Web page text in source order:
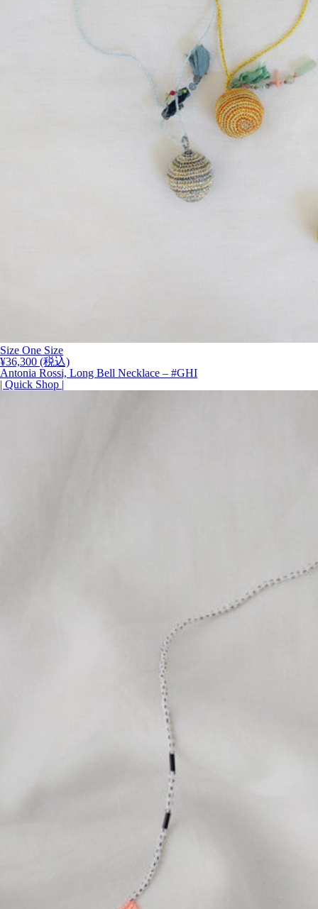
Size One Size
¥36,300 (税込)
Antonia Rossi, Long Bell Necklace – #GHI
| Quick Shop |